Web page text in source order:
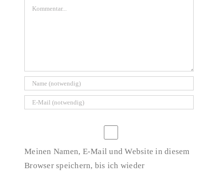
Kommentar
Meinen Namen, E-Mail und Website in diesem
Browser speichern, bis ich wieder